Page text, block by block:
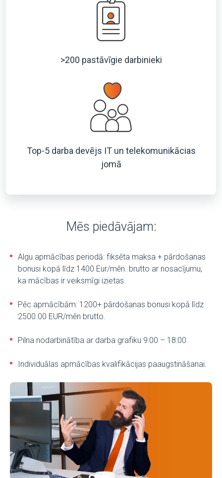
>200 pastāvīgie darbinieki
Top-5 darba devējs IT un telekomunikācias
jomā
Mēs piedāvājam:
Algu apmācības periodā: fiksēta maksa + pārdošanas
bonusi kopā līdz 1400 Eur/mēn. brutto ar nosacījumu,
ka mācības ir veiksmīgi izietas.
Pēc apmācībām: 1200+ pārdošanas bonusi kopā līdz
2500.00 EUR/mēn brutto.
Pilna nodarbinātība ar darba grafiku 9:00 – 18:00.
Individuālas apmācības kvalifikācijas paaugstināšanai.